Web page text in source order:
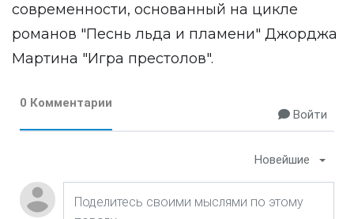
современности, основанный на цикле
романов "Песнь льда и пламени" Джорджа
Мартина "Игра престолов".
0 Комментарии
Войти
Новейшие